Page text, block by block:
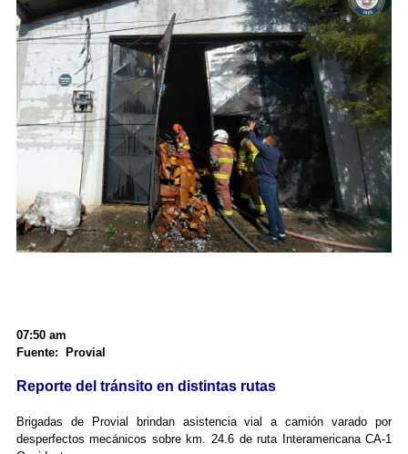
07:50 am
Fuente: Provial
Reporte del tránsito en distintas rutas
Brigadas de Provial brindan asistencia vial a camión varado por
desperfectos mecánicos sobre km. 24.6 de ruta Interamericana CA-1